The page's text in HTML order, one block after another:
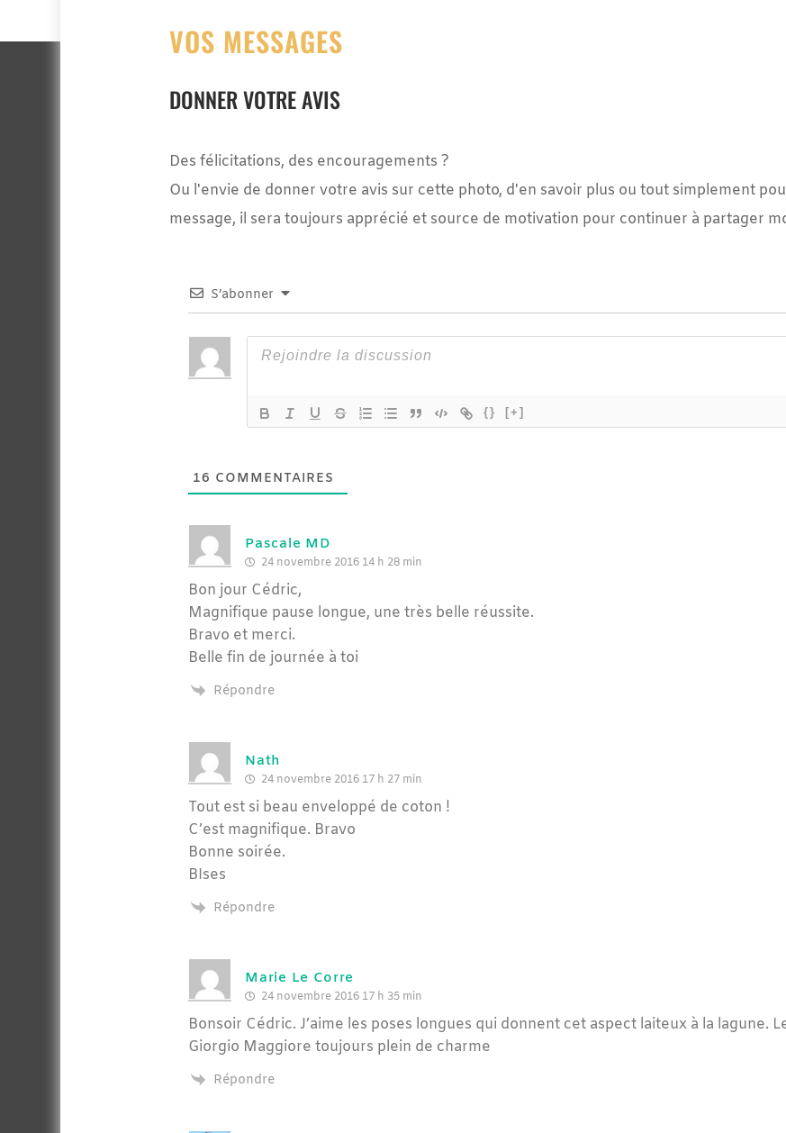
VOS MESSAGES
DONNER VOTRE AVIS
Des félicitations, des encouragements ?
Ou l'envie de donner votre avis sur cette photo, d'en savoir plus ou tout simplement
message, il sera toujours apprécié et source de motivation pour continuer à partager
S’abonner
{} [+]
16 COMMENTAIRES
Pascale MD
24 novembre 2016 14 h 28 min
Bon jour Cédric,
Magnifique pause longue, une très belle réussite.
Bravo et merci.
Belle fin de journée à toi
Répondre
Nath
24 novembre 2016 17 h 27 min
Tout est si beau enveloppé de coton !
C’est magnifique. Bravo
Bonne soirée.
BIses
Répondre
Marie Le Corre
24 novembre 2016 17 h 35 min
Bonsoir Cédric. J’aime les poses longues qui donnent cet aspect laiteux à la lagune.
Giorgio Maggiore toujours plein de charme
Répondre